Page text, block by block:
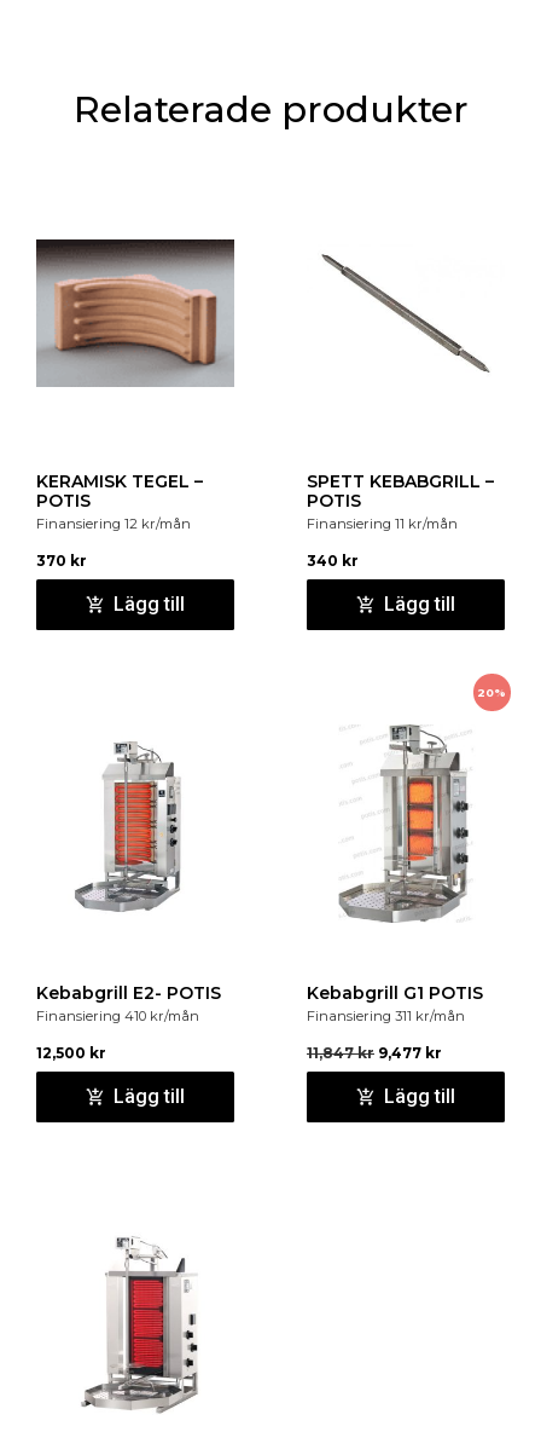
Relaterade produkter
KERAMISK TEGEL –
POTIS
Finansiering 12 kr/mån
370 kr
Lägg till
SPETT KEBABGRILL –
POTIS
Finansiering 11 kr/mån
340 kr
Lägg till
Kebabgrill E2- POTIS
Finansiering 410 kr/mån
12,500 kr
Lägg till
20%
Kebabgrill G1 POTIS
Finansiering 311 kr/mån
11,847kr 9,477 kr
Lägg till